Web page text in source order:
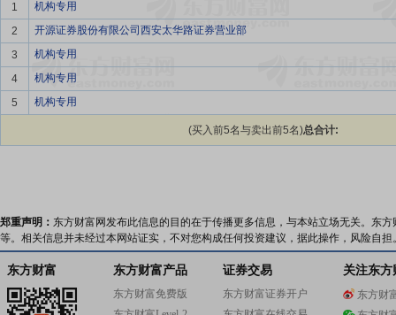
1
机构专用
2
开源证券股份有限公司西安太华路证券营业部
3
机构专用
4
机构专用
5
机构专用
(买入前5名与卖出前5名)总合计:
郑重声明： 东方财富网发布此信息的目的在于传播更多信息，与本站立场无关。东
等。相关信息并未经过本网站证实，不对您构成任何投资建议，据此操作，风险自担